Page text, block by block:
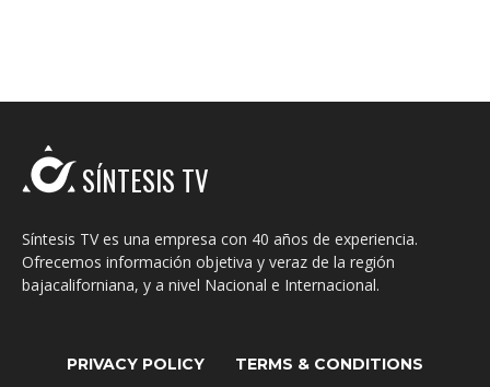
SÍNTESIS TV
Síntesis TV es una empresa con 40 años de experiencia.
Ofrecemos información objetiva y veraz de la región
bajacaliforniana, y a nivel Nacional e Internacional.
PRIVACY POLICY TERMS & CONDITIONS